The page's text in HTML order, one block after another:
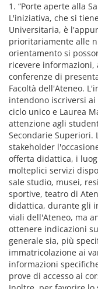
1. “Porte aperte alla
L'iniziativa, che si
Universitaria, è
prioritariamente alle
orientamento si
ricevere informazioni,
conferenze di
Facoltà dell'Ateneo.
intendono iscriversi ai
ciclo unico e Laurea
attenzione agli
Secondarie Superiori.
stakeholder
offerta didattica, i
molteplici servizi
sale studio, musei,
sportive, teatro di
didattica, durante gli
viali dell'Ateneo, ma
ottenere indicazioni
generale sia, più
immatricolazione ai
informazioni
prove di accesso ai